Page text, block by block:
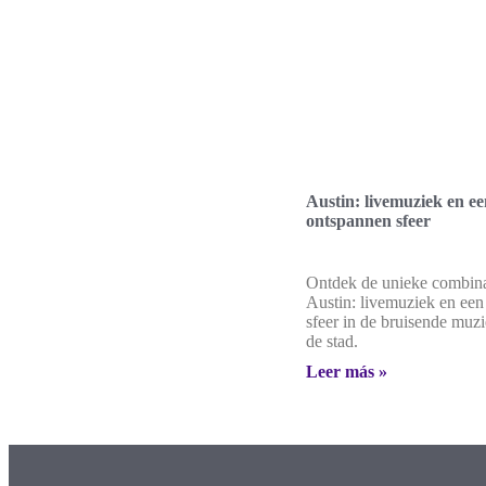
Austin: livemuziek en
ontspannen sfeer
Ontdek de unieke
Austin: livemuziek en
sfeer in de bruisende
de stad.
Leer más »